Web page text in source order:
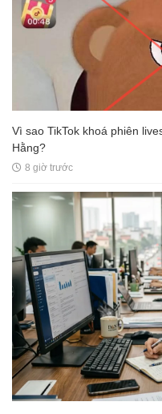
Vì sao TikTok khoá phiên
Hằng?
8 giờ trước